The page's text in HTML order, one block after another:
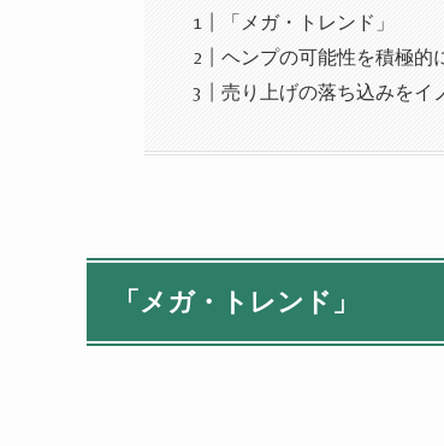
「メガ・トレンド」
ヘンプの可能性を積極的
売り上げの落ち込みをイ
「メガ・トレンド」